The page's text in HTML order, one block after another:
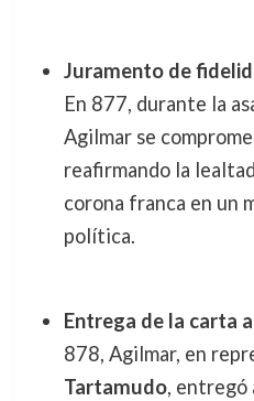
Juramento de
En 877, durante la
Agilmar se
reafirmando la
corona franca en un
política.
Entrega de la carta
878, Agilmar, en
Tartamudo, entregó